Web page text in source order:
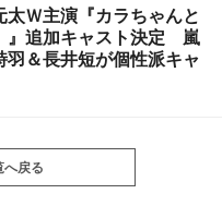
Ｗ主演『カラちゃんと
』追加キャスト決定 嵐
＆長井短が個性派キャ
へ戻る